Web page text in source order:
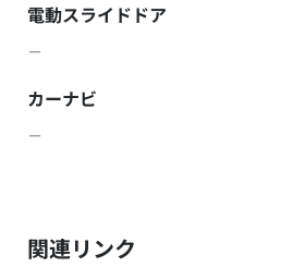
電動スライドドア
－
カーナビ
－
関連リンク